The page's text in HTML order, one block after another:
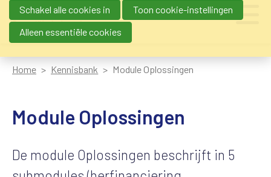
Main navigation
Home Kennisbank Module Oplossingen
Module Oplossingen
De module Oplossingen beschrijft in 5
Schakel alle cookies in
Toon cookie-instellingen
Alleen essentiële cookies